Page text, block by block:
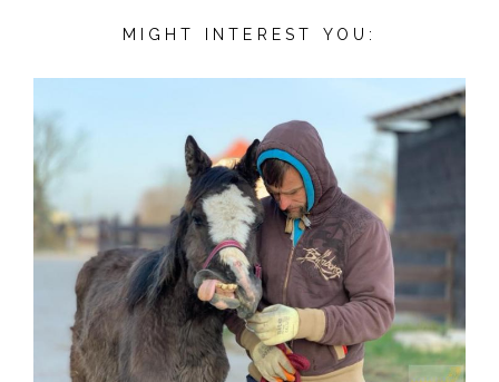
MIGHT INTEREST YOU: